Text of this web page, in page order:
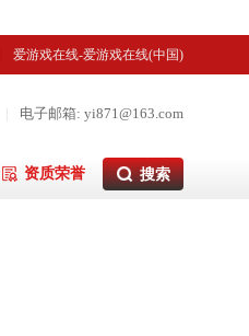
爱游戏在线-爱游戏在线(中国)
电子邮箱: yi871@163.com
资质荣誉